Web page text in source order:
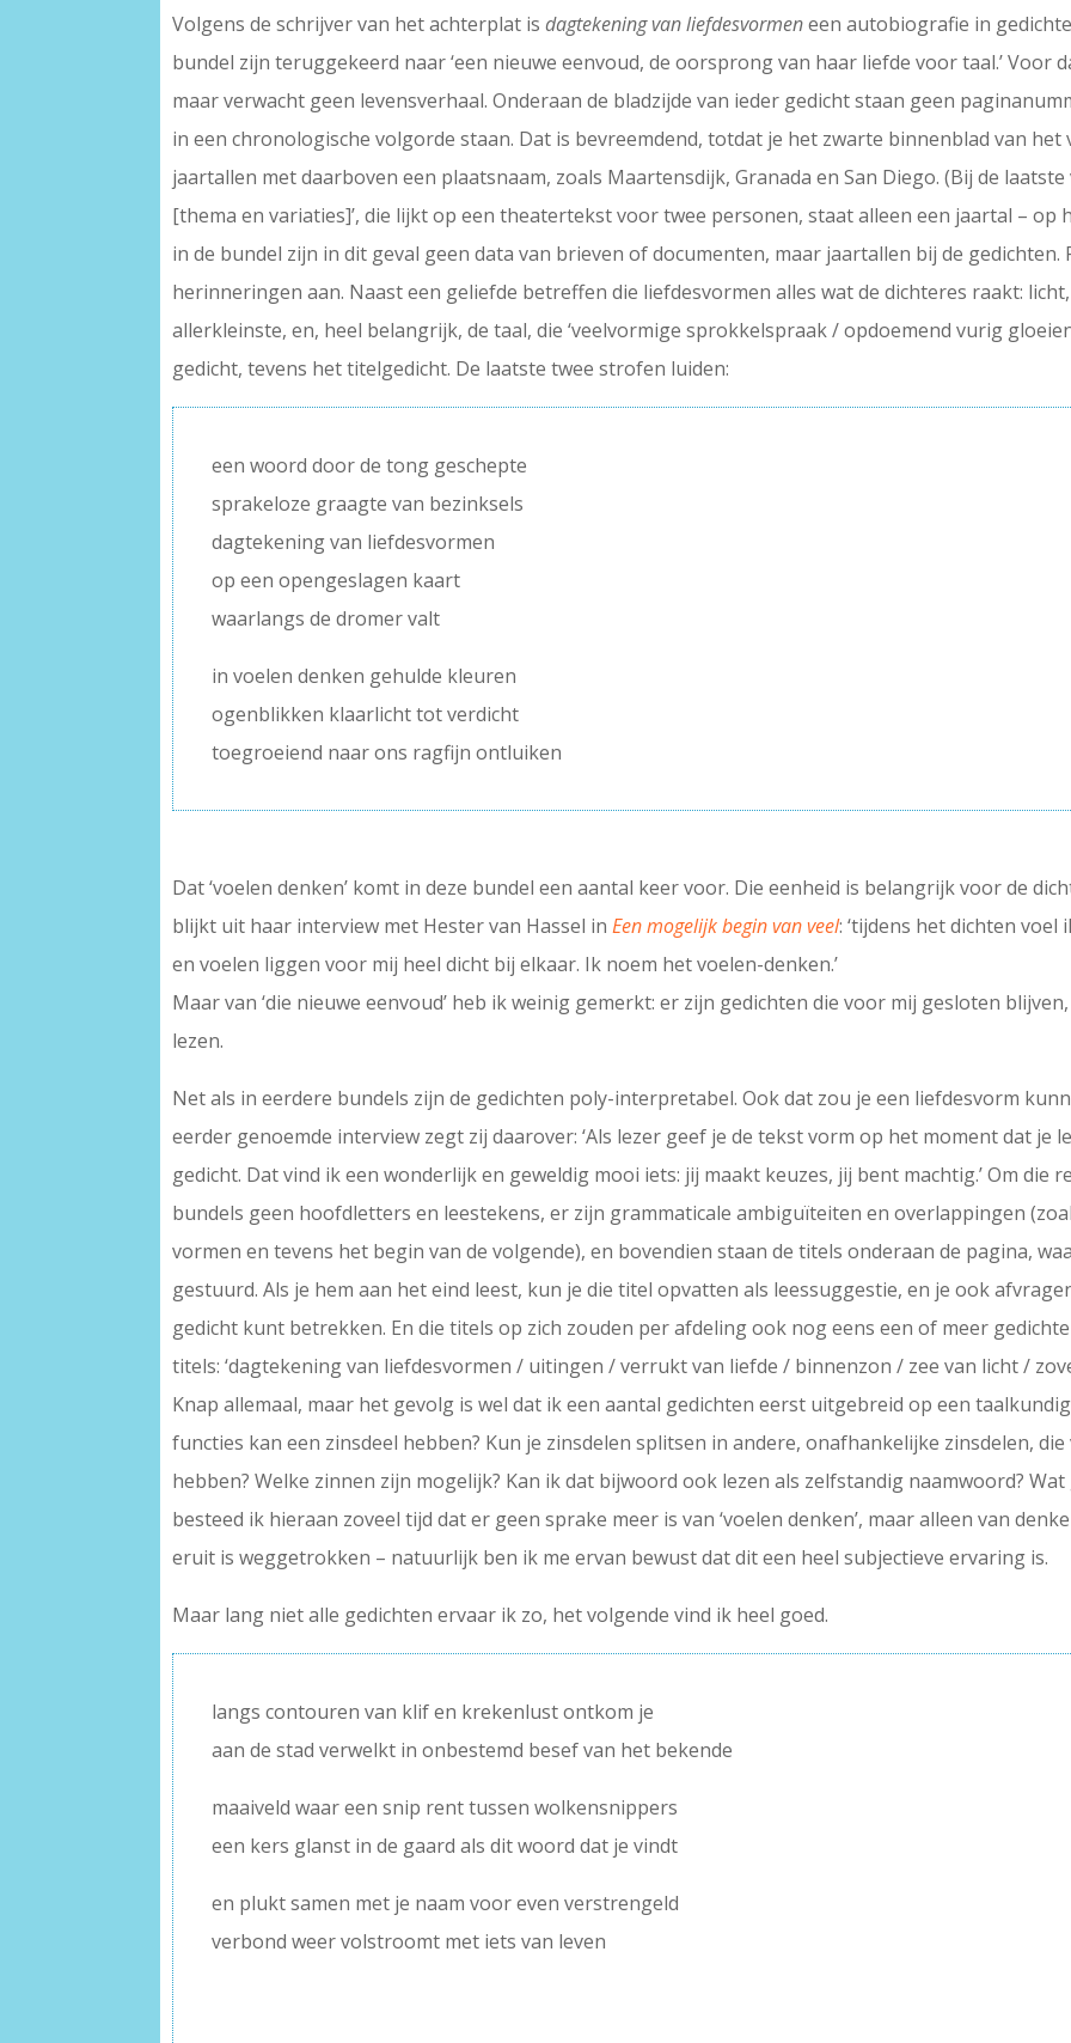
Volgens de schrijver van het achterplat isdagtekening van liefdesvormeneen autobiografie in
bundel zijn teruggekeerd naar ‘een nieuwe eenvoud, de oorsprong van haar liefde voor taal.’ Voor
maar verwacht geen levensverhaal. Onderaan de bladzijde van ieder gedicht staan geen
in een chronologische volgorde staan. Dat is bevreemdend, totdat je het zwarte binnenblad van
jaartallen met daarboven een plaatsnaam, zoals Maartensdijk, Granada en San Diego. (Bij de
[thema en variaties]’, die lijkt op een theatertekst voor twee personen, staat alleen een jaartal –
in de bundel zijn in dit geval geen data van brieven of documenten, maar jaartallen bij de
herinneringen aan. Naast een geliefde betreffen die liefdesvormen alles wat de dichteres raakt:
allerkleinste, en, heel belangrijk, de taal, die ‘veelvormige sprokkelspraak / opdoemend vurig
gedicht, tevens het titelgedicht. De laatste twee strofen luiden:
een woord door de tong geschepte
sprakeloze graagte van bezinksels
dagtekening van liefdesvormen
op een opengeslagen kaart
waarlangs de dromer valt
in voelen denken gehulde kleuren
ogenblikken klaarlicht tot verdicht
toegroeiend naar ons ragfijn ontluiken
Dat ‘voelen denken’ komt in deze bundel een aantal keer voor. Die eenheid is belangrijk voor de
blijkt uit haar interview met Hester van Hassel inEen mogelijk begin van veel: ‘tijdens het dichten
en voelen liggen voor mij heel dicht bij elkaar. Ik noem het voelen-denken.’
Maar van ‘die nieuwe eenvoud’ heb ik weinig gemerkt: er zijn gedichten die voor mij gesloten
lezen.
Net als in eerdere bundels zijn de gedichten poly-interpretabel. Ook dat zou je een liefdesvorm
eerder genoemde interview zegt zij daarover: ‘Als lezer geef je de tekst vorm op het moment dat je
gedicht. Dat vind ik een wonderlijk en geweldig mooi iets: jij maakt keuzes, jij bent machtig.’ Om die
bundels geen hoofdletters en leestekens, er zijn grammaticale ambiguïteiten en overlappingen
vormen en tevens het begin van de volgende), en bovendien staan de titels onderaan de pagina,
gestuurd. Als je hem aan het eind leest, kun je die titel opvatten als leessuggestie, en je ook
gedicht kunt betrekken. En die titels op zich zouden per afdeling ook nog eens een of meer
titels: ‘dagtekening van liefdesvormen / uitingen / verrukt van liefde / binnenzon / zee van licht /
Knap allemaal, maar het gevolg is wel dat ik een aantal gedichten eerst uitgebreid op een
functies kan een zinsdeel hebben? Kun je zinsdelen splitsen in andere, onafhankelijke zinsdelen,
hebben? Welke zinnen zijn mogelijk? Kan ik dat bijwoord ook lezen als zelfstandig naamwoord?
besteed ik hieraan zoveel tijd dat er geen sprake meer is van ‘voelen denken’, maar alleen van
eruit is weggetrokken – natuurlijk ben ik me ervan bewust dat dit een heel subjectieve ervaring is.
Maar lang niet alle gedichten ervaar ik zo, het volgende vind ik heel goed.
langs contouren van klif en krekenlust ontkom je
aan de stad verwelkt in onbestemd besef van het bekende
maaiveld waar een snip rent tussen wolkensnippers
een kers glanst in de gaard als dit woord dat je vindt
en plukt samen met je naam voor even verstrengeld
verbond weer volstroomt met iets van leven